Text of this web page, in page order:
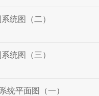
统图（二）
统图（三）
统平面图（一）